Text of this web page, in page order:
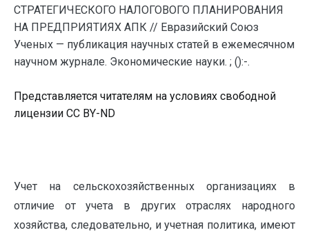
СТРАТЕГИЧЕСКОГО НАЛОГОВОГО ПЛАНИРОВАНИЯ
НА ПРЕДПРИЯТИЯХ АПК // Евразийский Союз
Ученых — публикация научных статей в ежемесячном
научном журнале. Экономические науки. ; ():-.
Представляется читателям на условиях свободной
лицензии CC BY-ND
Учет на сельскохозяйственных организациях в
отличие от учета в других отраслях народного
хозяйства, следовательно, и учетная политика, имеют